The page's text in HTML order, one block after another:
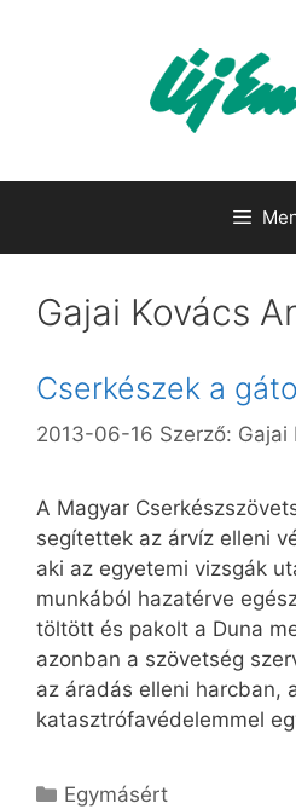
Gajai Kovács
Cserkészek a
2013-06-16 Szerző: Gajai
A Magyar
segítettek az árvíz elleni
aki az egyetemi vizsgák
munkából hazatérve
töltött és pakolt a Duna
azonban a szövetség
az áradás elleni harcban,
katasztrófavédelemmel
Kategória
Egymásért